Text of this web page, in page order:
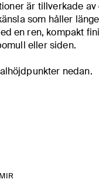
är tillverkade av
som håller
en ren, kompakt
eller siden.
nedan.